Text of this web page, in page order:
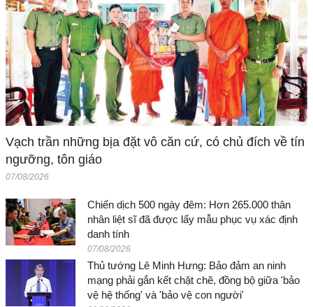
Vạch trần những bịa đặt vô căn cứ, có chủ đích về tín
ngưỡng, tôn giáo
07/08/2026
Chiến dịch 500 ngày đêm: Hơn 265.000 thân
nhân liệt sĩ đã được lấy mẫu phục vụ xác định
danh tính
07/08/2026
Thủ tướng Lê Minh Hưng: Bảo đảm an ninh
mạng phải gắn kết chặt chẽ, đồng bộ giữa 'bảo
vệ hệ thống' và 'bảo vệ con người'